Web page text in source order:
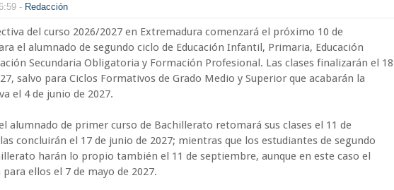
- Redacción
del curso 2026/2027 en Extremadura comenzará el próximo 10 de
el alumnado de segundo ciclo de Educación Infantil, Primaria, Educación
Secundaria Obligatoria y Formación Profesional. Las clases finalizarán el 18
salvo para Ciclos Formativos de Grado Medio y Superior que acabarán la
el 4 de junio de 2027.
alumnado de primer curso de Bachillerato retomará sus clases el 11 de
concluirán el 17 de junio de 2027; mientras que los estudiantes de segundo
harán lo propio también el 11 de septiembre, aunque en este caso el
ellos el 7 de mayo de 2027.